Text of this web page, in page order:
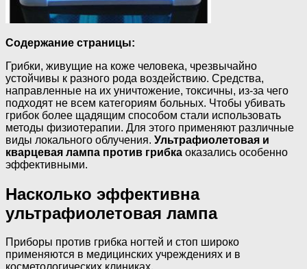
Содержание страницы:
Грибки, живущие на коже человека, чрезвычайно
устойчивы к разного рода воздействию. Средства,
направленные на их уничтожение, токсичны, из-за чего
подходят не всем категориям больных. Чтобы убивать
грибок более щадящим способом стали использовать
методы физиотерапии. Для этого применяют различные
виды локального облучения. Ультрафиолетовая и
кварцевая лампа против грибка оказались особенно
эффективными.
Насколько эффективна
ультрафиолетовая лампа
Приборы против грибка ногтей и стоп широко
применяются в медицинских учреждениях и в